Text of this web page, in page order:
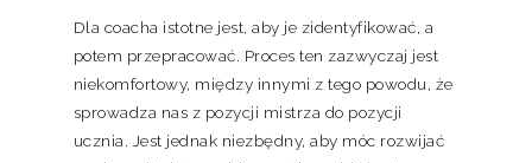
Dla coacha istotne jest, aby je zidentyfikować, a
potem przepracować. Proces ten zazwyczaj jest
niekomfortowy, między innymi z tego powodu, że
sprowadza nas z pozycji mistrza do pozycji
ucznia. Jest jednak niezbędny, aby móc rozwijać